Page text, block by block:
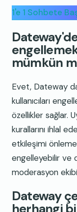
1'e 1 Sohbete
mümkün
Evet, Dateway
kullanıcıları
özellikler sağlar.
kurallarını ihlal
etkileşimi
engelleyebilir ve
moderasyon
Dateway
herhangi